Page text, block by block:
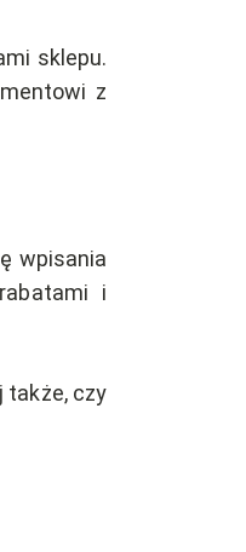
sklepu.
z
wpisania
i
także, czy